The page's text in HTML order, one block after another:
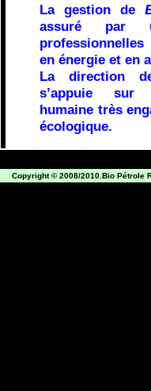
La gestion de
assuré par
en énergie et en
La direction
s’appuie sur
humaine très
écologique.
Copyright © 2008/2010.Bio Pétrole